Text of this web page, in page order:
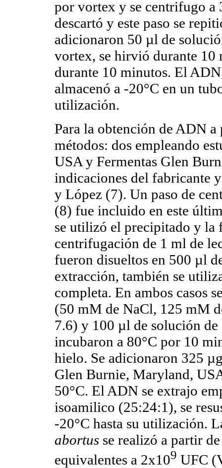
por vortex y se centrifugo a
descartó y este paso se
adicionaron 50 µl de
vortex, se hirvió durante
durante 10 minutos. El
almacenó a -20°C en un
utilización.
Para la obtención de ADN
métodos: dos empleando
USA y Fermentas Glen
indicaciones del fabricante
y López (7). Un paso de
(8) fue incluido en este
se utilizó el precipitado y la
centrifugación de 1 ml de
fueron disueltos en 500 µl
extracción, también se
completa. En ambos casos
(50 mM de NaCl, 125 mM
7.6) y 100 µl de solución de
incubaron a 80°C por 10
hielo. Se adicionaron 325
Glen Burnie, Maryland,
50°C. El ADN se extrajo
isoamilico (25:24:1), se
-20°C hasta su utilización.
abortus se realizó a partir
equivalentes a 2x109 UFC